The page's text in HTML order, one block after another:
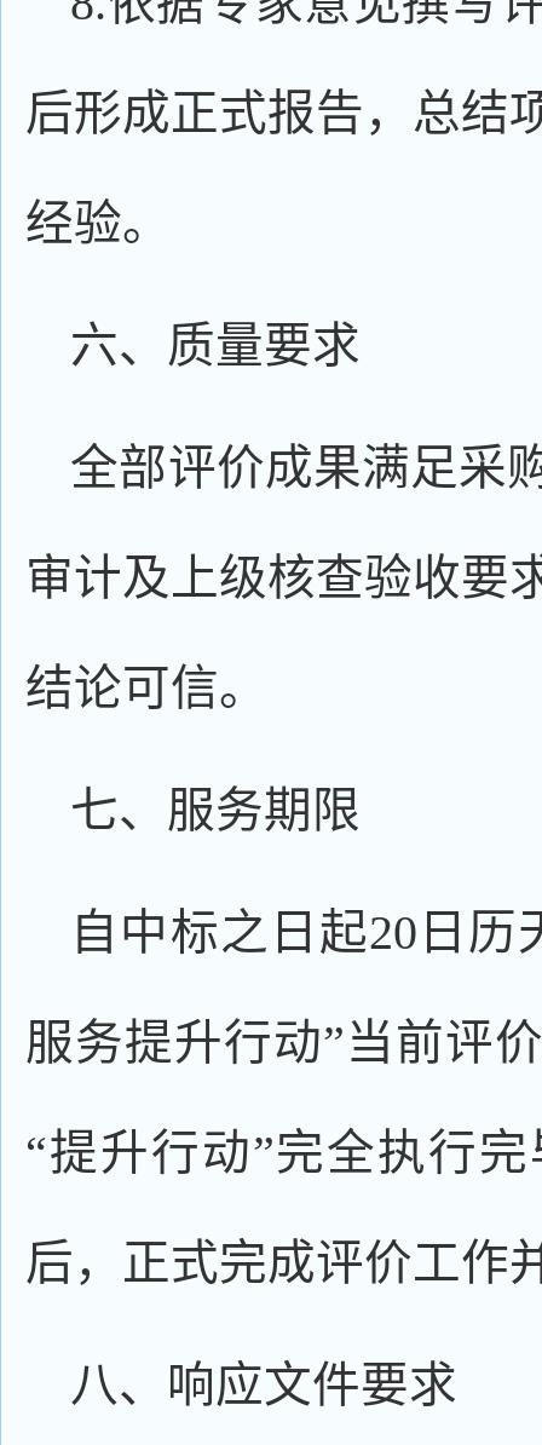
后形成正式报告，总结
经验。
六、质量要求
全部评价成果满足采
审计及上级核查验收要
结论可信。
七、服务期限
自中标之日起20日
服务提升行动”当前评
“提升行动”完全执行
后，正式完成评价工作
八、响应文件要求